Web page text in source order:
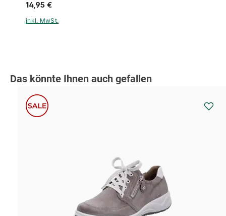
14,95 €
inkl. MwSt.
Produktgalerie überspringen
Das könnte Ihnen auch gefallen